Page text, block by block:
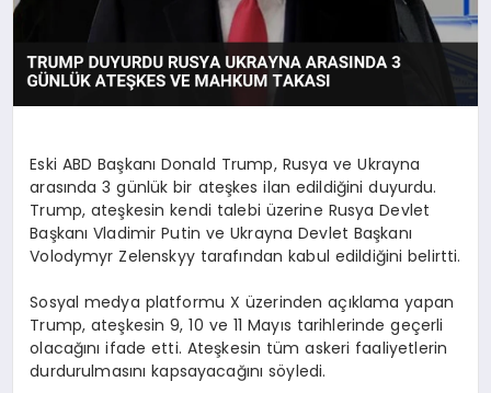
Eski ABD Başkanı Donald Trump, Rusya ve Ukrayna
arasında 3 günlük bir ateşkes ilan edildiğini duyurdu.
Trump, ateşkesin kendi talebi üzerine Rusya Devlet
Başkanı Vladimir Putin ve Ukrayna Devlet Başkanı
Volodymyr Zelenskyy tarafından kabul edildiğini belirtti.
Sosyal medya platformu X üzerinden açıklama yapan
Trump, ateşkesin 9, 10 ve 11 Mayıs tarihlerinde geçerli
olacağını ifade etti. Ateşkesin tüm askeri faaliyetlerin
durdurulmasını kapsayacağını söyledi.